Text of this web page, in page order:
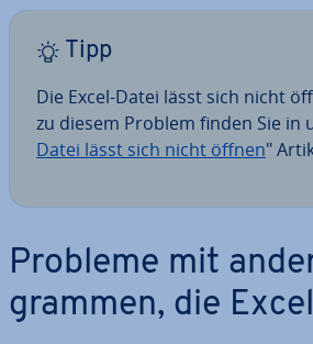
Tipp
Die Excel-Datei lässt sich nicht
zu diesem Problem finden Sie in
Datei lässt sich nicht öffnen"
Probleme mit
gram­men, die